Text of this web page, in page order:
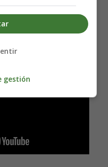
gestión